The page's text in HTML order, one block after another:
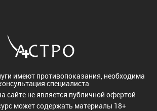
имеют противопоказания, необходима
специалиста
сайте не является публичной офертой
может содержать материалы 18+